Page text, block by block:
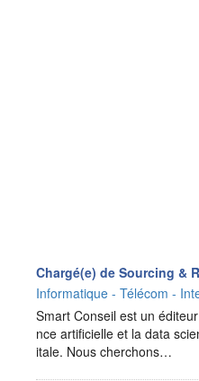
Chargé(e) de Sourcing &
Informatique - Télécom -
Smart Conseil est un
nce artificielle et la data
itale. Nous cherchons…